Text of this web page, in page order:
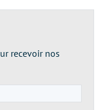
recevoir nos